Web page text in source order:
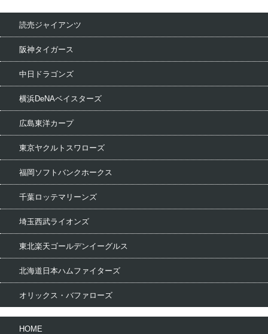
読売ジャイアンツ
阪神タイガース
中日ドラゴンズ
横浜DeNAベイスターズ
広島東洋カープ
東京ヤクルトスワローズ
福岡ソフトバンクホークス
千葉ロッテマリーンズ
埼玉西武ライオンズ
東北楽天ゴールデンイーグルス
北海道日本ハムファイターズ
オリックス・バファローズ
HOME